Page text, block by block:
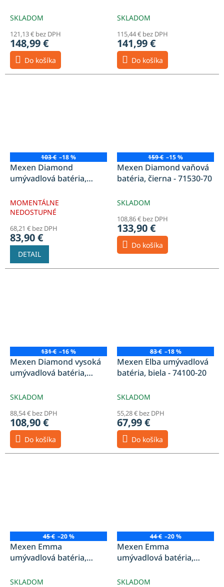
SKLADOM
121,13 € bez DPH
148,99 €
Do košíka
SKLADOM
115,44 € bez DPH
141,99 €
Do košíka
103 € –18 %
Mexen Diamond
umývadlová batéria,
MOMENTÁLNE
NEDOSTUPNÉ
68,21 € bez DPH
83,90 €
DETAIL
159 € –15 %
Mexen Diamond vaňová
batéria, čierna - 71530-70
SKLADOM
108,86 € bez DPH
133,90 €
Do košíka
131 € –16 %
Mexen Diamond vysoká
umývadlová batéria,
SKLADOM
88,54 € bez DPH
108,90 €
Do košíka
83 € –18 %
Mexen Elba umývadlová
batéria, biela - 74100-20
SKLADOM
55,28 € bez DPH
67,99 €
Do košíka
45 € –20 %
Mexen Emma
umývadlová batéria,
SKLADOM
44 € –20 %
Mexen Emma
umývadlová batéria,
SKLADOM